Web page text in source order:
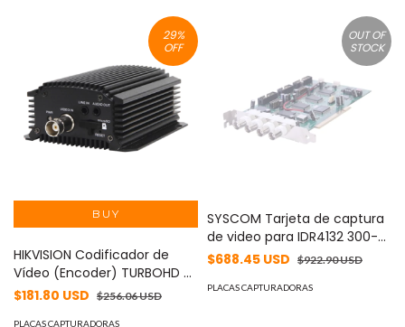
29%
OFF
HIKVISION Codificador de
Vídeo (Encoder) TURBOHD 5
Megapixel / H.265+ / RS-485
$181.80 USD $256.06 USD
PLACAS CAPTURADORAS
OUT OF
STOCK
SYSCOM Tarjeta de captura
de video para IDR4132 300-
020
$688.45 USD $922.90 USD
PLACAS CAPTURADORAS